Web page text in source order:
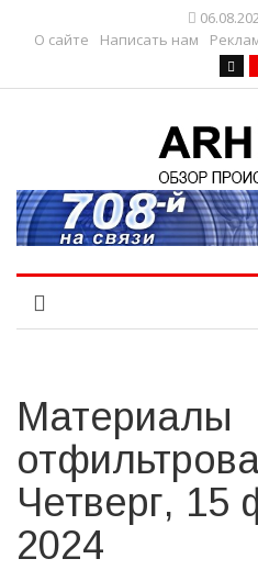
О сайте
Написать нам
Материалы
Четверг, 15
2024